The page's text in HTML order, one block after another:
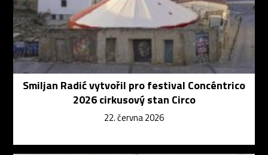
Smiljan Radić vytvořil pro festival Concéntrico
2026 cirkusový stan Circo
22. června 2026